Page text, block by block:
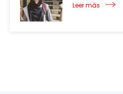
Leer más